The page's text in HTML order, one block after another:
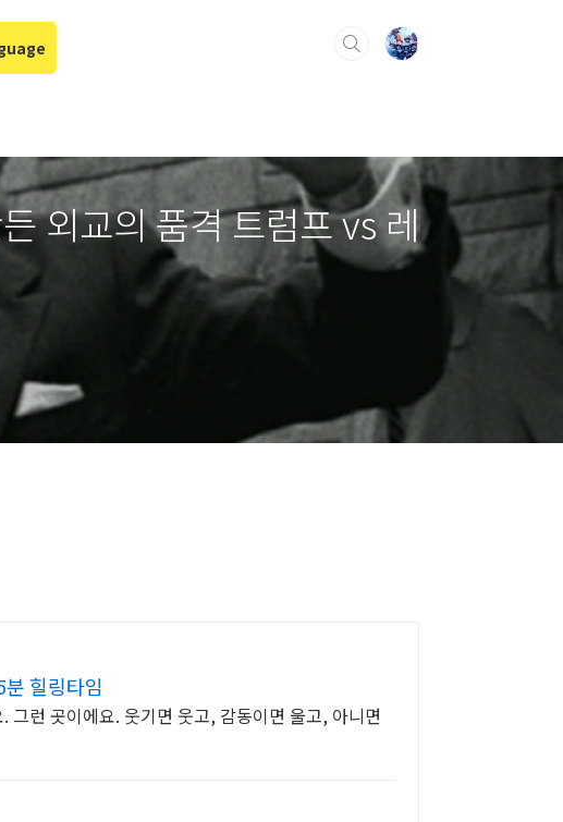
외교의 품격 트럼프 vs 레
힐링타임
런 곳이에요. 웃기면 웃고, 감동이면 울고, 아니면